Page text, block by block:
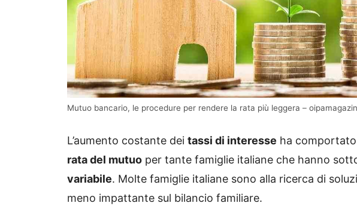
Mutuo bancario, le procedure per rendere la rata più leggera –
L’aumento costante dei tassi di interesse ha
rata del mutuo per tante famiglie italiane che hanno
variabile. Molte famiglie italiane sono alla ricerca di
meno impattante sul bilancio familiare.